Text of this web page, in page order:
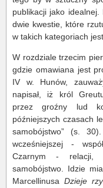
publikacji jako idealnej.
dwie kwestie, które
w takich kategoriach
W rozdziale trzecim
gdzie omawiana jest
IV w. Hunów,
napisał, iż król
przez groźny lud
późniejszych czasach
samobójstwo” (s.
wcześniejszej -
Czarnym - relacji,
samobójstwo. Idzie
MarcellinusaDzieje